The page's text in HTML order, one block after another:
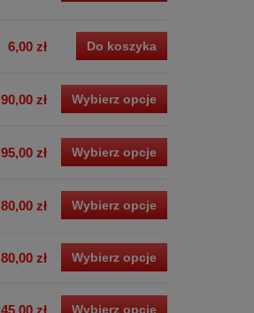
6,00 zł Do koszyka
90,00 zł Wybierz opcje
95,00 zł Wybierz opcje
80,00 zł Wybierz opcje
80,00 zł Wybierz opcje
45,00 zł Wybierz opcje